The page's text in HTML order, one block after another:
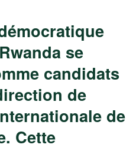
se
candidats
de
de
Cette